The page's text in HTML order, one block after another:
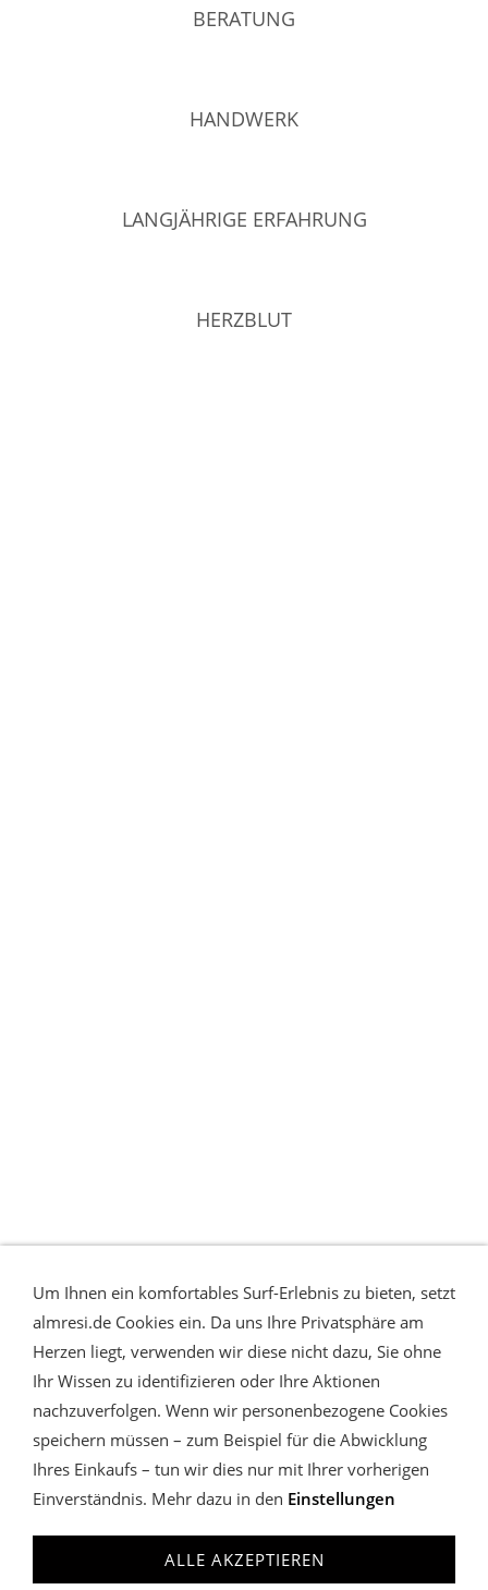
BERATUNG
HANDWERK
LANGJÄHRIGE ERFAHRUNG
HERZBLUT
WIDERRUFSRECHT & VERTRAG WIDERRUFEN
COOKIES
VERWALTEN
DATENSCHUTZ AGB
IMPRESSUM
Um Ihnen ein komfortables Surf-Erlebnis zu bieten, setzt
almresi.de Cookies ein. Da uns Ihre Privatsphäre am
Herzen liegt, verwenden wir diese nicht dazu, Sie ohne
Ihr Wissen zu identifizieren oder Ihre Aktionen
nachzuverfolgen. Wenn wir personenbezogene Cookies
speichern müssen – zum Beispiel für die Abwicklung
Ihres Einkaufs – tun wir dies nur mit Ihrer vorherigen
Einverständnis. Mehr dazu in den Einstellungen
ALLE AKZEPTIEREN